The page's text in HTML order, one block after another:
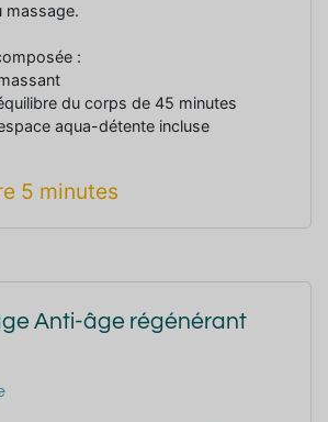
massage.
:
du corps de 45 minutes
aqua-détente incluse
5 minutes
Anti-âge régénérant